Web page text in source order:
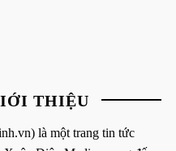
THIỆU
là một trang tin tức